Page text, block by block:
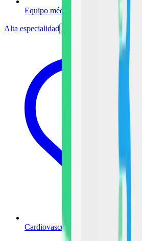
Equipo médico
Alta especialidad
Cardiovascular